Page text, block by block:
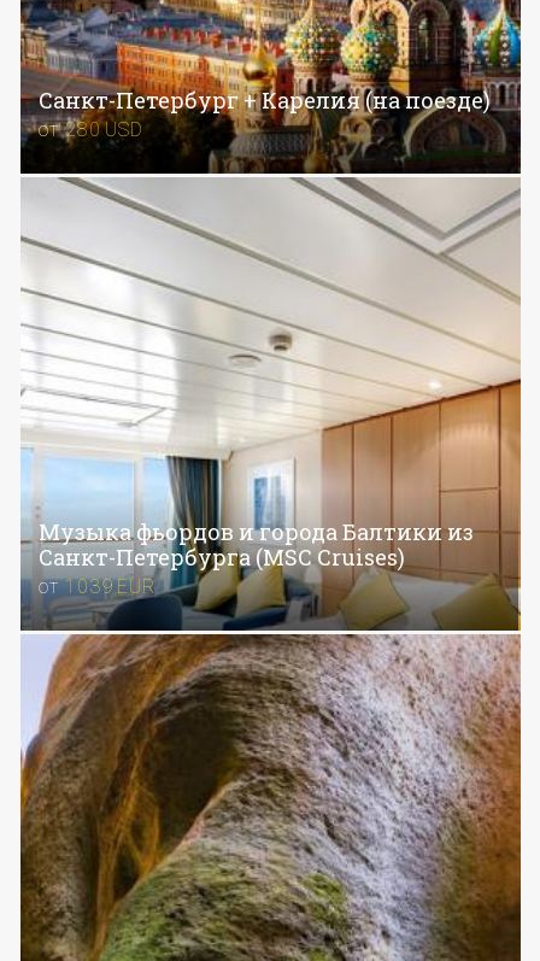
Санкт-Петербург + Карелия (на поезде)
от280USD
Музыка фьордов и города Балтики из
Санкт-Петербурга (MSC Cruises)
от1039EUR